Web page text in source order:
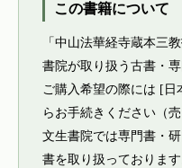
この書籍について
「中山法華経寺蔵本三
書院が取り扱う古書・専
ご購入希望の際には [
らお手続きください（
文生書院では専門書・
書を取り扱っておりま